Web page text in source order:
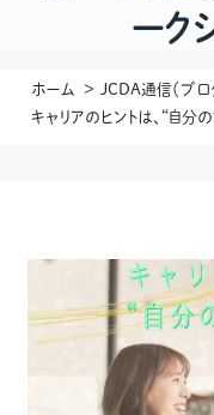
ーク
ホーム JCDA通信（ブロ